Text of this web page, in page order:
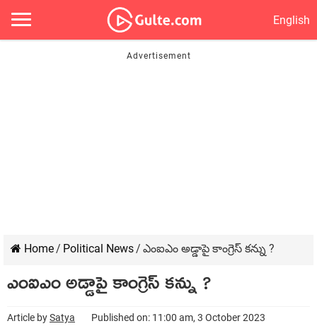
English
Home/ Political News/ ఎంఐఎం అడ్డాపై కాంగ్రెస్ కన్ను ?
ఎంఐఎం అడ్డాపై కాంగ్రెస్ కన్ను ?
Article bySatya Published on: 11:00 am, 3 October 2023